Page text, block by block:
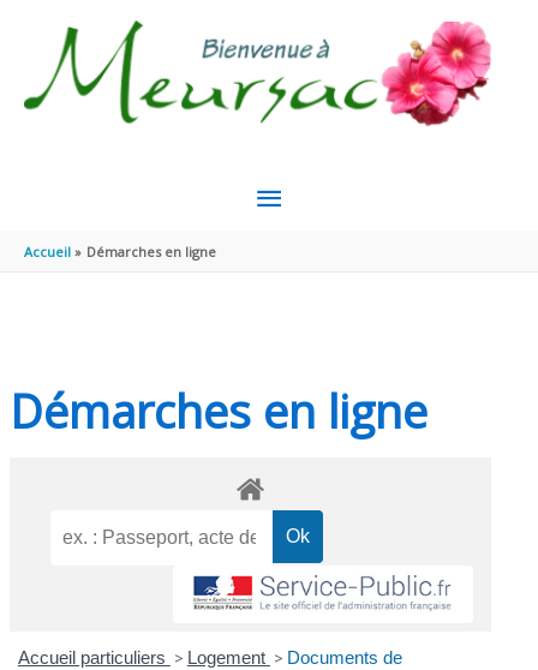
MENU
Accueil Démarches en ligne
Démarches en ligne
Accueil particuliers > Logement > Documents de